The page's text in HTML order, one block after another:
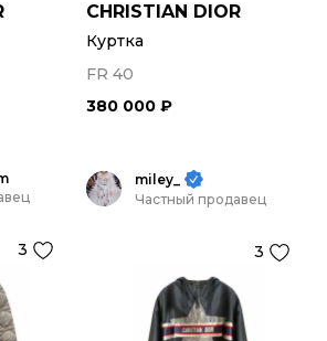
CHRISTIAN DIOR
Куртка
FR 40
380 000 ₽
3
miley_
Частный продавец
3